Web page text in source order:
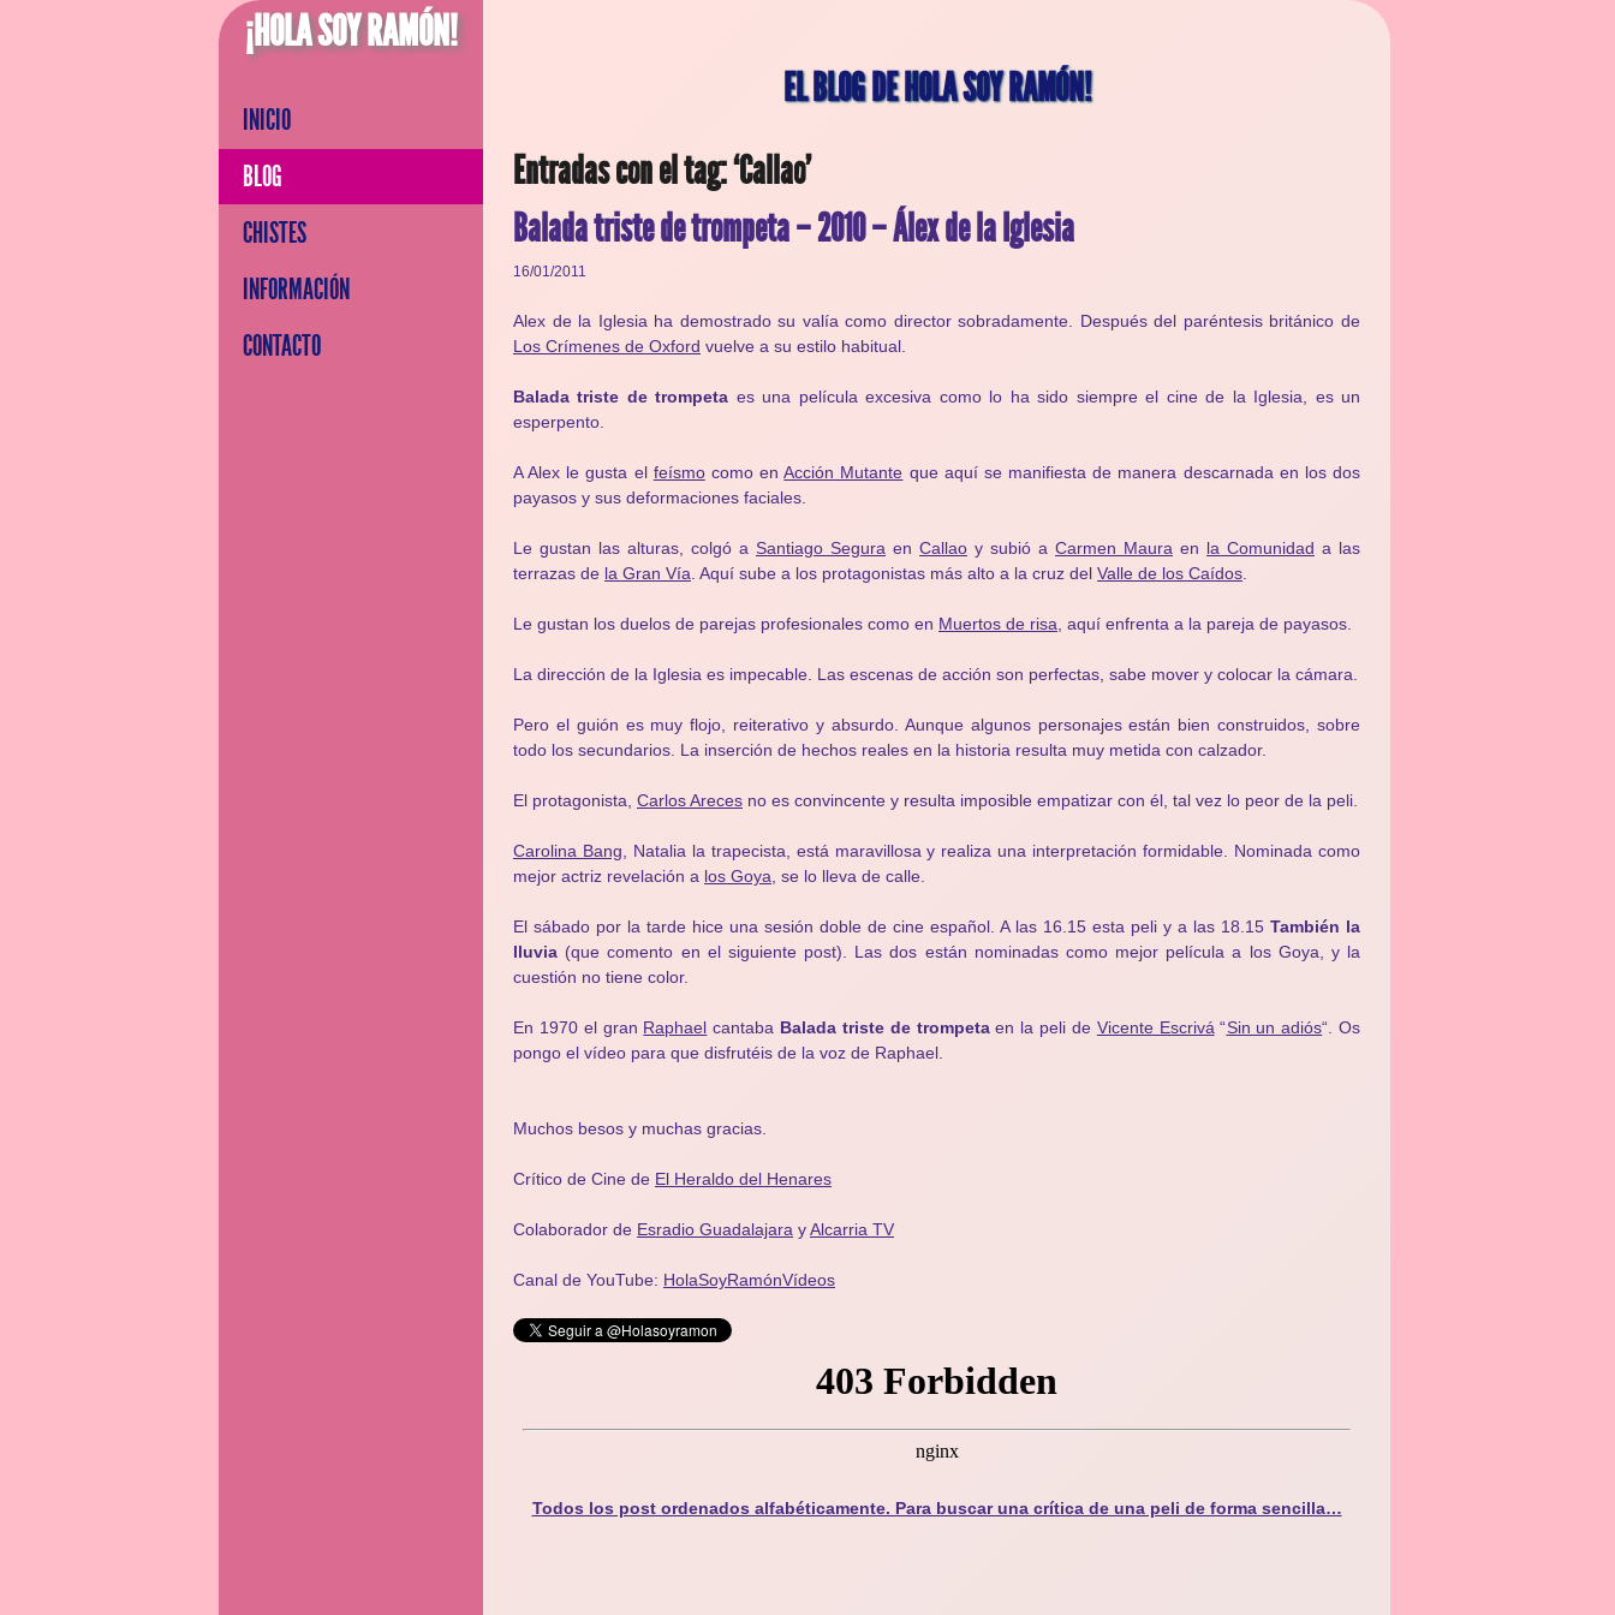
¡HOLA SOY RAMÓN!
INICIO
BLOG
CHISTES
INFORMACIÓN
CONTACTO
EL BLOG DE HOLA SOY RAMÓN!
Entradas con el tag: ‘Callao’
Balada triste de trompeta – 2010 – Álex de la Iglesia
16/01/2011
Alex de la Iglesia ha demostrado su valía como director sobradamente. Después del paréntesis británico de
Los Crímenes de Oxford vuelve a su estilo habitual.
Balada triste de trompeta es una película excesiva como lo ha sido siempre el cine de la Iglesia, es un
esperpento.
A Alex le gusta el feísmocomo enAcción Mutante que aquí se manifiesta de manera descarnada en los dos
payasos y sus deformaciones faciales.
Le gustan las alturas, colgó a Santiago Segura en Callao y subió a Carmen Maura en la Comunidad a las
terrazas de la Gran Vía . Aquí sube a los protagonistas más alto a la cruz del Valle de los Caídos
Le gustan los duelos de parejas profesionales como en Muertos de risa , aquí enfrenta a la pareja de payasos.
La dirección de la Iglesia es impecable. Las escenas de acción son perfectas, sabe mover y colocar la cámara.
Pero el guión es muy flojo, reiterativo y absurdo. Aunque algunos personajes están bien construidos, sobre
todo los secundarios. La inserción de hechos reales en la historia resulta muy metida con calzador.
El protagonista, Carlos Areces no es convincente y resulta imposible empatizar con él, tal vez lo peor de la peli.
Carolina Bang , Natalia la trapecista, está maravillosa y realiza una interpretación formidable. Nominada como
mejor actriz revelación a los Goya , se lo lleva de calle.
El sábado por la tarde hice una sesión doble de cine español. A las 16.15 esta peli y a las 18.15 También la
lluvia (que comento en el siguiente post). Las dos están nominadas como mejor película a los Goya, y la
cuestión no tiene color.
En 1970 el gran Raphael cantaba Balada triste de trompetaen la peli de Vicente Escrivá “Sin un adiós“. Os
pongo el vídeo para que disfrutéis de la voz de Raphael.
Muchos besos y muchas gracias.
Crítico de Cine de El Heraldo del Henares
Colaborador de Esradio Guadalajara yAlcarria TV
Canal de YouTube: HolaSoyRamónVídeos
Todos los post ordenados alfabéticamente. Para buscar una crítica de una peli de forma sencilla…